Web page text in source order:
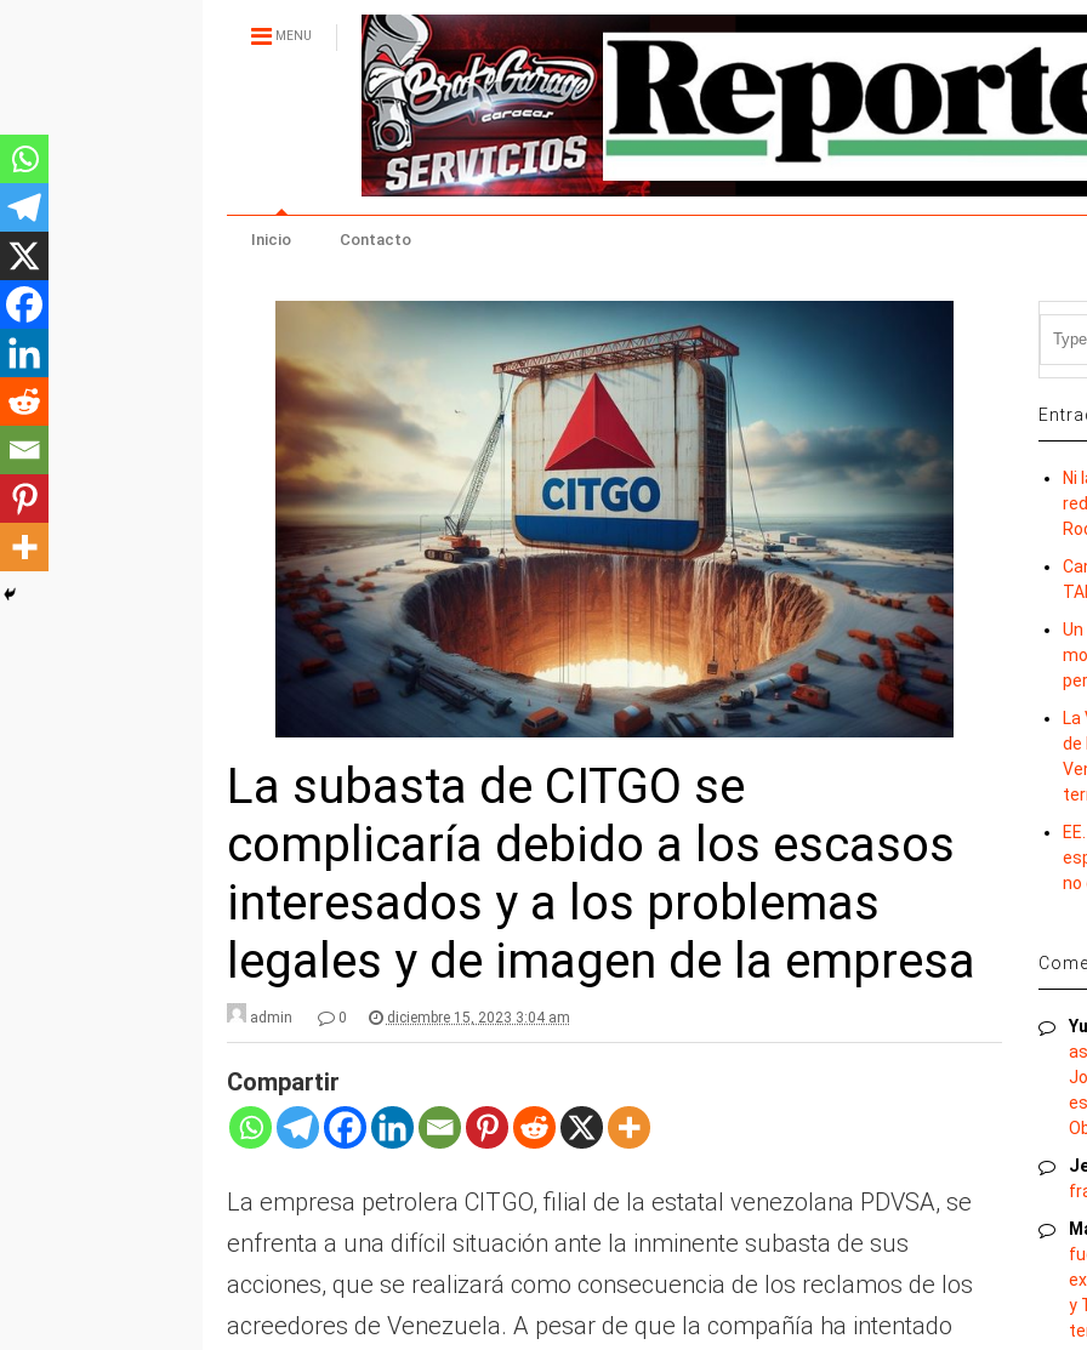
MENU
Inicio Contacto
La subasta de CITGO se
complicaría debido a los escasos
interesados y a los problemas
legales y de imagen de la empresa
admin 0 diciembre 15, 2023 3:04 am
Compartir
La empresa petrolera CITGO, filial de la estatal venezolana PDVSA, se
enfrenta a una difícil situación ante la inminente subasta de sus
acciones, que se realizará como consecuencia de los reclamos de los
acreedores de Venezuela. A pesar de que la compañía ha intentado
Ni
La
de
no
y